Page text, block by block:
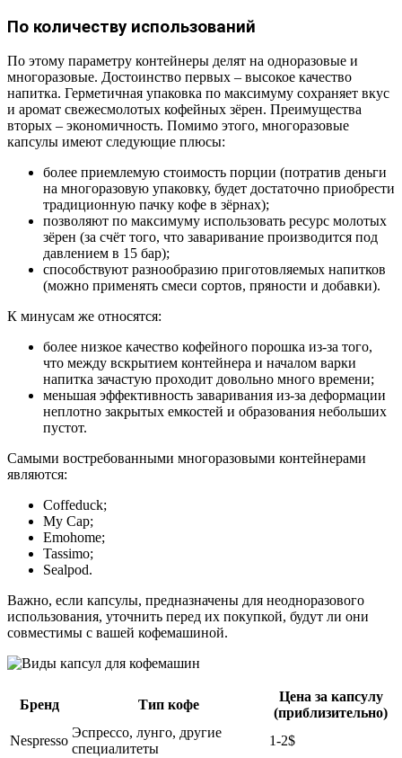
По количеству использований
По этому параметру контейнеры делят на одноразовые и
многоразовые. Достоинство первых – высокое качество
напитка. Герметичная упаковка по максимуму сохраняет вкус
и аромат свежесмолотых кофейных зёрен. Преимущества
вторых – экономичность. Помимо этого, многоразовые
капсулы имеют следующие плюсы:
более приемлемую стоимость порции (потратив деньги
на многоразовую упаковку, будет достаточно приобрести
традиционную пачку кофе в зёрнах);
позволяют по максимуму использовать ресурс молотых
зёрен (за счёт того, что заваривание производится под
давлением в 15 бар);
способствуют разнообразию приготовляемых напитков
(можно применять смеси сортов, пряности и добавки).
К минусам же относятся:
более низкое качество кофейного порошка из-за того,
что между вскрытием контейнера и началом варки
напитка зачастую проходит довольно много времени;
меньшая эффективность заваривания из-за деформации
неплотно закрытых емкостей и образования небольших
пустот.
Самыми востребованными многоразовыми контейнерами
являются:
Coffeduck;
My Cap;
Emohome;
Tassimo;
Sealpod.
Важно, если капсулы, предназначены для неодноразового
использования, уточнить перед их покупкой, будут ли они
совместимы с вашей кофемашиной.
Бренд Тип кофе
Цена за капсулу
(приблизительно)
Nespresso
Эспрессо, лунго, другие
специалитеты
1-2$